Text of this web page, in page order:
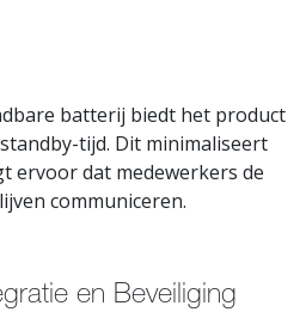
batterij biedt het product
tijd. Dit minimaliseert
ervoor dat medewerkers de
communiceren.
en Beveiliging